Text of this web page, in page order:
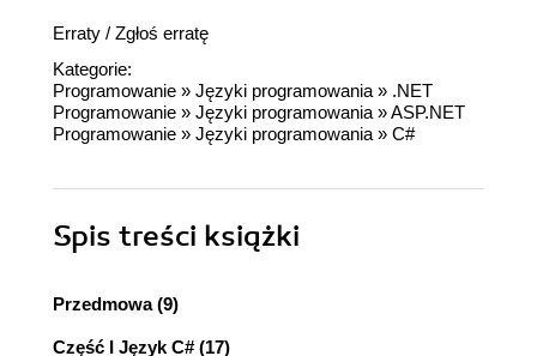
Erraty / Zgłoś erratę
Kategorie:
Programowanie » Języki programowania » .NET
Programowanie » Języki programowania »ASP.NET
Programowanie » Języki programowania » C#
Spis treści książki
Przedmowa (9)
Część I Język C# (17)